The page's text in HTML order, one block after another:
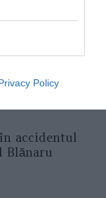
Policy
accidentul
Blănaru